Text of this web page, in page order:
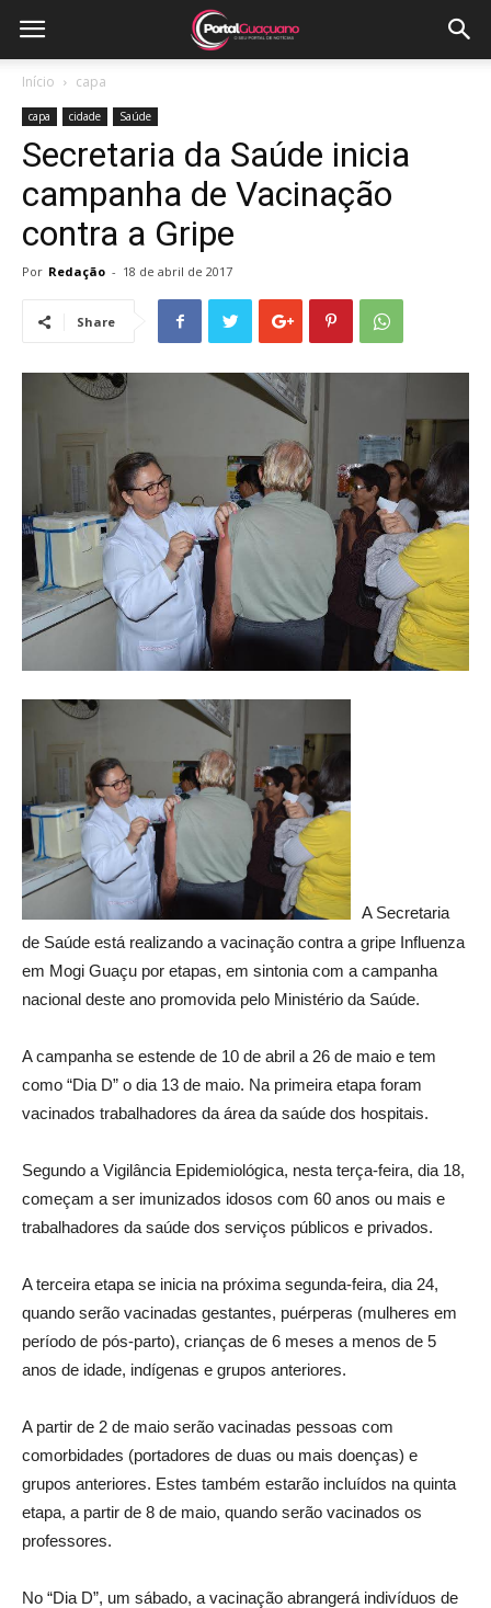
Início capa
capa cidade Saúde
Secretaria da Saúde inicia
campanha de Vacinação
contra a Gripe
Por Redação - 18 de abril de 2017
Share
A Secretaria
de Saúde está realizando a vacinação contra a gripe Influenza
em Mogi Guaçu por etapas, em sintonia com a campanha
nacional deste ano promovida pelo Ministério da Saúde.
A campanha se estende de 10 de abril a 26 de maio e tem
como “Dia D” o dia 13 de maio. Na primeira etapa foram
vacinados trabalhadores da área da saúde dos hospitais.
Segundo a Vigilância Epidemiológica, nesta terça-feira, dia 18,
começam a ser imunizados idosos com 60 anos ou mais e
trabalhadores da saúde dos serviços públicos e privados.
A terceira etapa se inicia na próxima segunda-feira, dia 24,
quando serão vacinadas gestantes, puérperas (mulheres em
período de pós-parto), crianças de 6 meses a menos de 5
anos de idade, indígenas e grupos anteriores.
A partir de 2 de maio serão vacinadas pessoas com
comorbidades (portadores de duas ou mais doenças) e
grupos anteriores. Estes também estarão incluídos na quinta
etapa, a partir de 8 de maio, quando serão vacinados os
professores.
No “Dia D”, um sábado, a vacinação abrangerá indivíduos de